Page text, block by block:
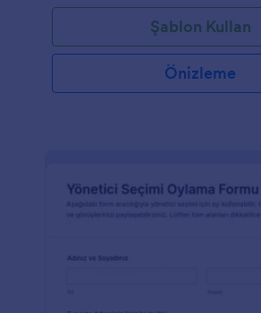
Şablon Kullan
Önizleme